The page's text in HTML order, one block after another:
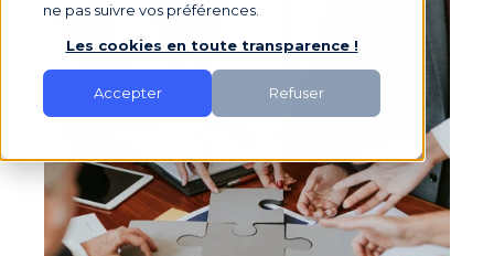
ne pas suivre vos préférences.
Les cookies en toute transparence !
Accepter Refuser